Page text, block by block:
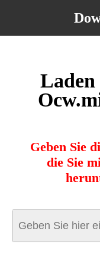
Laden
Geben Sie
die Sie